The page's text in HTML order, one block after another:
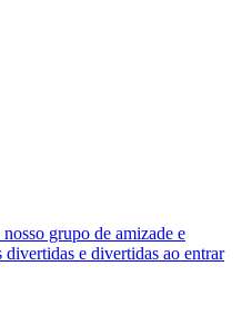
grupo de amizade e
divertidas e divertidas ao entrar